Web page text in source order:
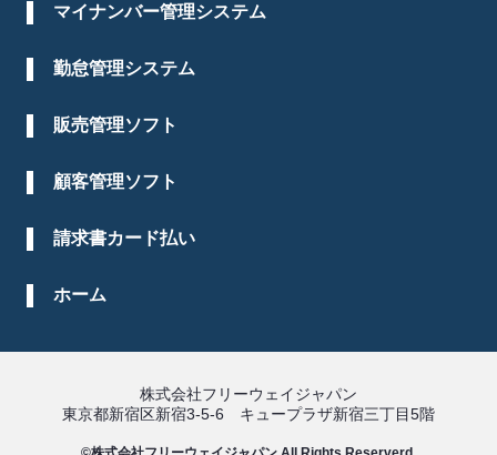
マイナンバー管理システム
勤怠管理システム
販売管理ソフト
顧客管理ソフト
請求書カード払い
ホーム
株式会社フリーウェイジャパン
東京都新宿区新宿3-5-6 キュープラザ新宿三丁目5階